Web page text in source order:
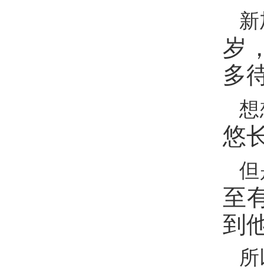
岁
多
悠
至
到